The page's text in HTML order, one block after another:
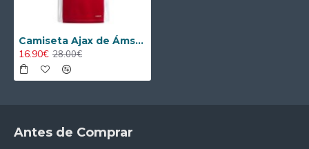
Camiseta Ajax de Ámsterdam 2024/2025 Local
16.90€ 28.00€
Antes de Comprar